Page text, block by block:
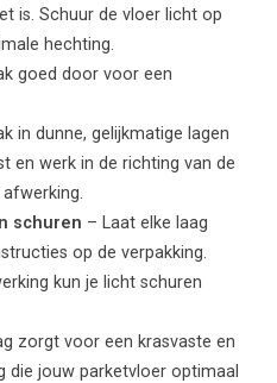
is. Schuur de vloer licht op
hechting.
goed door voor een
in dunne, gelijkmatige lagen
en werk in de richting van de
schuren – Laat elke laag
op de verpakking.
kun je licht schuren
zorgt voor een krasvaste en
die jouw parketvloer optimaal